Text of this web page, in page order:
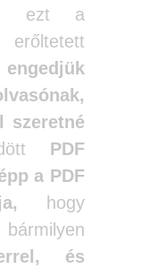
ezt a
engedjük
szeretné
PDF
a PDF
hogy
és